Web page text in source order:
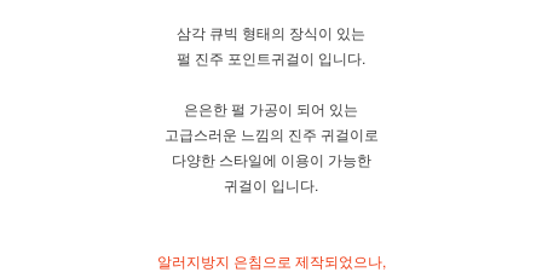
이코 라이프 하
삼각 큐빅 형태의 장식이 있는
펄 진주 포인트귀걸이 입니다.
은은한 펄 가공이 되어 있는
고급스러운 느낌의 진주 귀걸이로
다양한 스타일에 이용이 가능한
귀걸이 입니다.
알러지방지 은침으로 제작되었으나,